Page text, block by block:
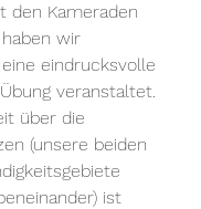
den Kameraden
wir
eindrucksvolle
veranstaltet.
über die
(unsere beiden
ist